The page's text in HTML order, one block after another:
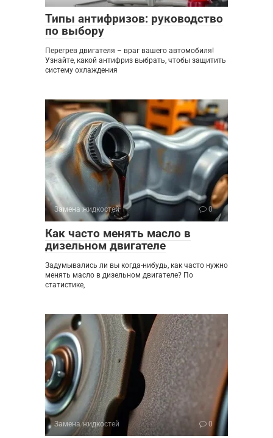
Типы антифризов: руководство
по выбору
Перегрев двигателя – враг вашего автомобиля!
Узнайте, какой антифриз выбрать, чтобы защитить
систему охлаждения
Замена жидкостей 0
Как часто менять масло в
дизельном двигателе
Задумывались ли вы когда-нибудь, как часто нужно
менять масло в дизельном двигателе? По
статистике,
Замена жидкостей 0